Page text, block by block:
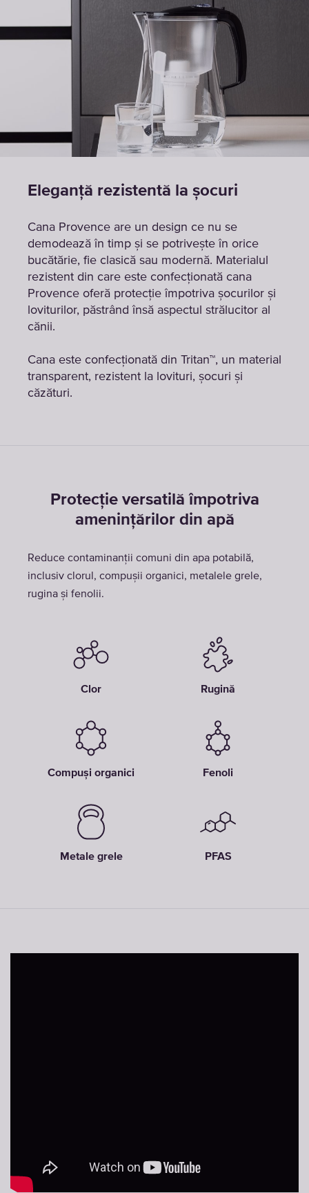
Eleganță rezistentă la șocuri
Cana Provence are un design ce nu se
demodează în timp și se potrivește în orice
bucătărie, fie clasică sau modernă. Materialul
rezistent din care este confecționată cana
Provence oferă protecție împotriva șocurilor și
loviturilor, păstrând însă aspectul strălucitor al
cănii.
Cana este confecționată din Tritan™, un material
transparent, rezistent la lovituri, șocuri și
căzături.
Protecție versatilă împotriva
amenințărilor din apă
Reduce contaminanții comuni din apa potabilă,
inclusiv clorul, compușii organici, metalele grele,
rugina și fenolii.
Clor Rugină
Compuși organici Fenoli
Metale grele PFAS